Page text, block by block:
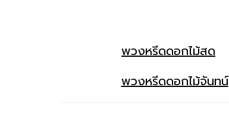
พวงหรีดดอกไม้สด
พวงหรีดดอกไม้จันทน์